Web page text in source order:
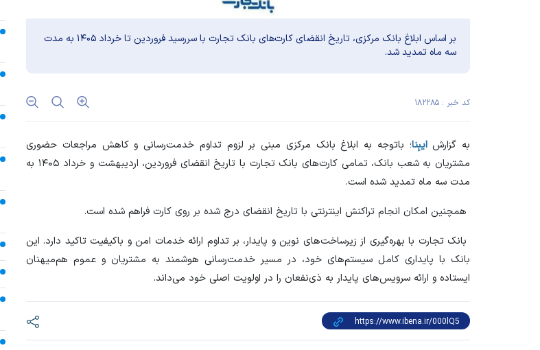
بر اساس ابلاغ بانک مرکزی، تاریخ انقضای کارت‌های بانک تجارت با سررسید فروردین تا خرداد ۱۴۰۵ به مدت
سه ماه تمدید شد.
کد خبر : ۱۸۲۲۸۵
به گزارشایبِنا؛ باتوجه به ابلاغ بانک مرکزی مبنی بر لزوم تداوم خدمت‌رسانی و کاهش مراجعات حضوری
مشتریان به شعب بانک، تمامی کارت‌های بانک تجارت با تاریخ انقضای فروردین، اردیبهشت و خرداد ۱۴۰۵ به
مدت سه ماه تمدید شده است.
همچنین امکان انجام تراکنش اینترنتی با تاریخ انقضای درج شده بر روی کارت فراهم شده است.
بانک تجارت با بهره‌گیری از زیرساخت‌های نوین و پایدار، بر تداوم ارائه خدمات امن و باکیفیت تاکید دارد. این
بانک با پایداری کامل سیستم‌های خود، در مسیر خدمت‌رسانی هوشمند به مشتریان و عموم هم‌میهنان
ایستاده و ارائه سرویس‌های پایدار به ذی‌نفعان را در اولویت اصلی خود می‌داند.